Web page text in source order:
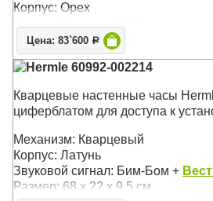
Корпус: Орех
Размер: 68 х 29 х 14,5 см
Цена: 83`600 Р
Hermle 60992-002214
Кварцевые настенные часы
циферблатом для доступа к
Механизм: Кварцевый
Корпус: Латунь
Звуковой сигнал: Бим-Бом +
Размер: 68 х 22 х 9,5 см